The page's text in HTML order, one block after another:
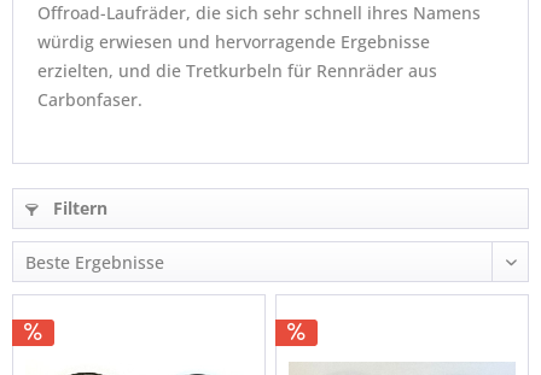
Offroad-Laufräder, die sich sehr schnell ihres Namens
würdig erwiesen und hervorragende Ergebnisse
erzielten, und die Tretkurbeln für Rennräder aus
Carbonfaser.
Filtern